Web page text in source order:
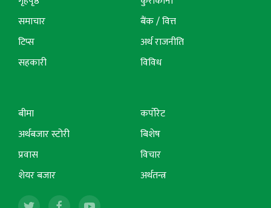
समाचार
टिप्स
सहकारी
बैंक / वित्त
अर्थ राजनीति
विविध
बीमा
अर्थबजार स्टोरी
प्रवास
शेयर बजार
कर्पोरेट
बिशेष
विचार
अर्थतन्त्र